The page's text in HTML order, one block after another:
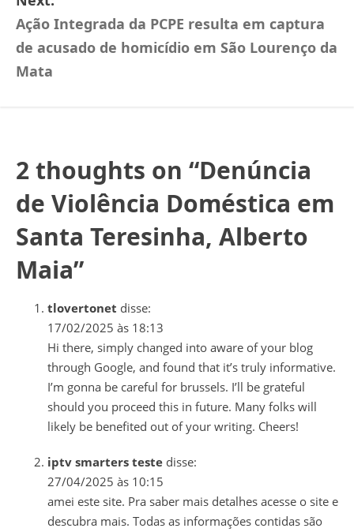
Ação Integrada da PCPE resulta em captura
de acusado de homicídio em São Lourenço da
Mata
2 thoughts on “Denúncia
de Violência Doméstica em
Santa Teresinha, Alberto
Maia”
tlovertonet disse:
17/02/2025 às 18:13
Hi there, simply changed into aware of your blog
through Google, and found that it’s truly informative.
I’m gonna be careful for brussels. I’ll be grateful
should you proceed this in future. Many folks will
likely be benefited out of your writing. Cheers!
iptv smarters teste disse:
27/04/2025 às 10:15
amei este site. Pra saber mais detalhes acesse o site e
descubra mais. Todas as informações contidas são